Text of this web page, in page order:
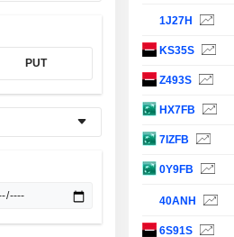
PUT
1J27H
KS35S
Z493S
HX7FB
7IZFB
0Y9FB
40ANH
6S91S